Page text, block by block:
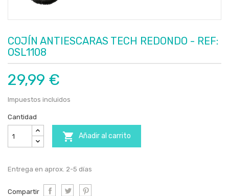
COJÍN ANTIESCARAS TECH REDONDO - REF:
OSL1108
29,99 €
Impuestos incluidos
Cantidad
 Añadir al carrito
Entrega en aprox. 2-5 días
Compartir